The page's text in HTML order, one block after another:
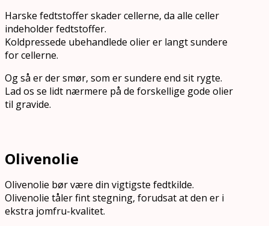
Harske fedtstoffer skader cellerne, da alle celler
indeholder fedtstoffer.
Koldpressede ubehandlede olier er langt sundere
for cellerne.
Og så er der smør, som er sundere end sit rygte.
Lad os se lidt nærmere på de forskellige gode olier
til gravide.
Olivenolie
Olivenolie bør være din vigtigste fedtkilde.
Olivenolie tåler fint stegning, forudsat at den er i
ekstra jomfru-kvalitet.